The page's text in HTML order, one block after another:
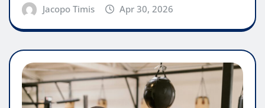
Jacopo Timis Apr 30, 2026